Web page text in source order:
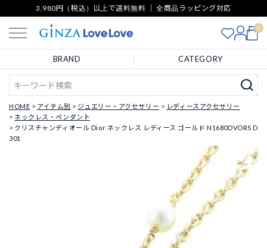
3,980円（税込）以上で送料無料 ｜ 全商品ラッピング対応
0
BRAND CATEGORY
HOME アイテム別 ジュエリー・アクセサリー
レディースアクセサリー
ネックレス・ペンダント
クリスチャンディオール Dior ネックレス レディース ゴールド N1680DVORS D
301